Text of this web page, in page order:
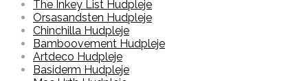
The Inkey List Hudpleje
Orsasandsten Hudpleje
Chinchilla Hudpleje
Bamboovement Hudpleje
Artdeco Hudpleje
Basiderm Hudpleje